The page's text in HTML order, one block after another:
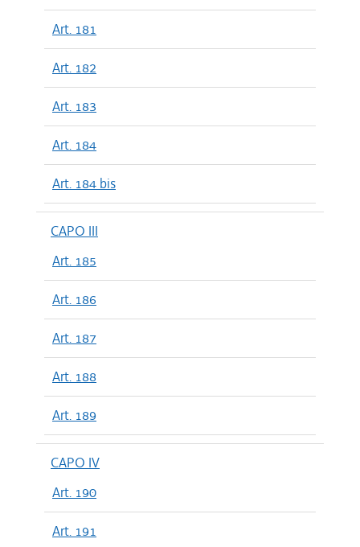
Art. 181
Art. 182
Art. 183
Art. 184
Art. 184 bis
CAPO III
Art. 185
Art. 186
Art. 187
Art. 188
Art. 189
CAPO IV
Art. 190
Art. 191